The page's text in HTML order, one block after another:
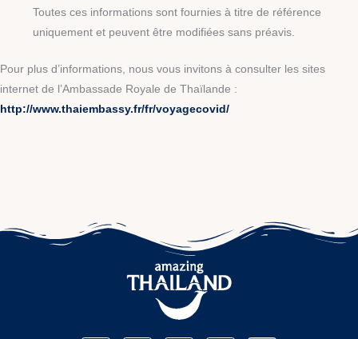
Toutes ces informations sont fournies à titre de référence
uniquement et peuvent être modifiées sans préavis.
Pour plus d’informations, nous vous invitons à consulter les sites
internet de l’Ambassade Royale de Thaïlande :
http://www.thaiembassy.fr/fr/voyagecovid/